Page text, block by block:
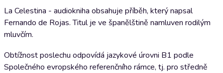
La Celestina - audiokniha obsahuje příběh, který napsal
Fernando de Rojas. Titul je ve španělštině namluven rodilým
mluvčím.
Obtížnost poslechu odpovídá jazykové úrovni B1 podle
Společného evropského referenčního rámce, tj. pro středně